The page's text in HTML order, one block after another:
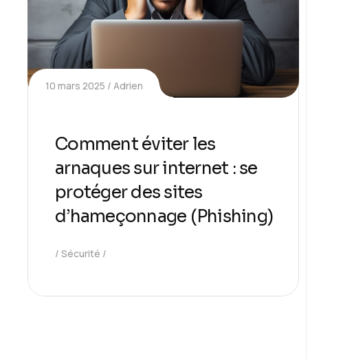
10 mars 2025 Adrien
Comment éviter les
arnaques sur internet : se
protéger des sites
d’hameçonnage (Phishing)
Sécurité